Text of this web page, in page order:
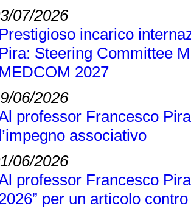
07/2026
Prestigioso incarico
Pira: Steering Committee
MEDCOM 2027
06/2026
professor Francesco
associativo
06/2026
professor Francesco
per un articolo